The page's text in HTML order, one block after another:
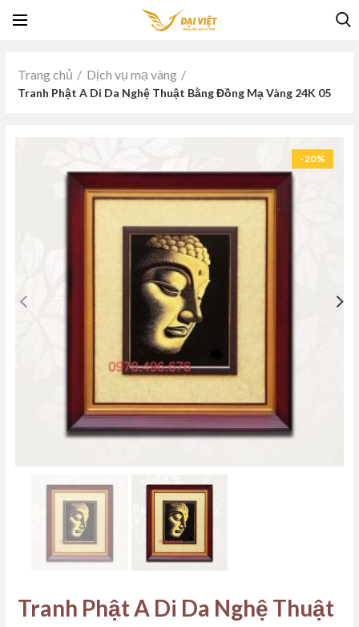
Trang chủ Dịch vụ mạ vàng
Tranh Phật A Di Da Nghệ Thuật Bằng Đồng Mạ Vàng 24K 05
-20%
Tranh Phật A Di Da Nghệ Thuật